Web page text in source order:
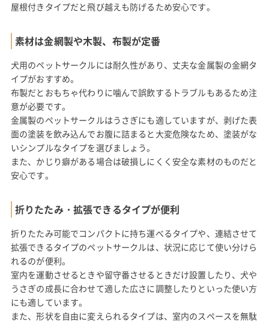
屋根付きタイプだと飛び越えも防げるため安心です。
素材は金網製や木製、布製が定番
犬用のペットサークルには耐久性があり、丈夫な金属製の金網タ
イプがおすすめ。
布製だとおもちゃ代わりに噛んで誤飲するトラブルもあるため注
意が必要です。
金属製のペットサークルはうさぎにも適していますが、剥げた表
面の塗装を飲み込んでお腹に詰まると大変危険なため、塗装がな
いシンプルなタイプを選びましょう。
また、かじり癖がある場合は破損しにくく安全な素材のものだと
安心です。
折りたたみ・拡張できるタイプが便利
折りたたみ可能でコンパクトに持ち運べるタイプや、連結させて
拡張できるタイプのペットサークルは、状況に応じて使い分けら
れるのが便利。
室内を運動させるときや留守番させるときだけ設置したり、犬や
うさぎの成長に合わせて適した広さに調整したりといった使い方
にも適しています。
また、形状を自由に変えられるタイプは、室内のスペースを無駄